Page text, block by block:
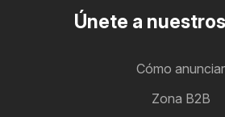
Únete a
Cómo anunciar
Zona B2B